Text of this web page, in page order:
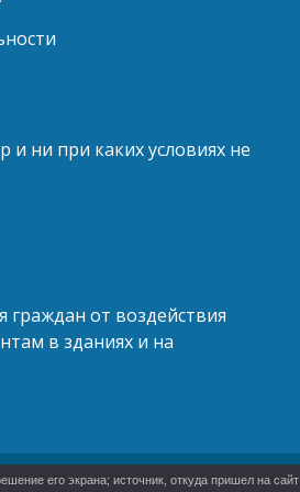
ни при каких условиях не
граждан от воздействия
в зданиях и на
его экрана; источник, откуда пришел на сайт